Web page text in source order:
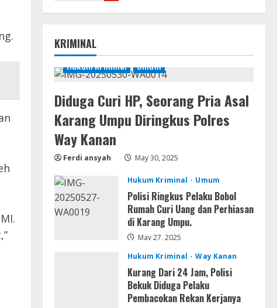
1 August 7, 2026
2
Serialers
MATLAB R2024b Crack exe
[Full] x64 Bypass
Serialers
VMware Workstation Portable +
Activator Final
August 6, 2026
Serialers
MATLAB Crack + Portable Clean
Premium
August 6, 2026
KRIMINAL
Hukum Kriminal Umum
Diduga Curi HP, Seorang Pria Asal
Karang Umpu Diringkus Polres
Way Kanan
Ferdi ansyah May 30, 2025
Hukum Kriminal Umum
Polisi Ringkus Pelaku Bobol
Rumah Curi Uang dan Perhiasan
di Karang Umpu.
May 27, 2025
Hukum Kriminal
Way Kanan
Kurang Dari 24 Jam, Polisi
Bekuk Diduga Pelaku
Pembacokan Rekan Kerjanya